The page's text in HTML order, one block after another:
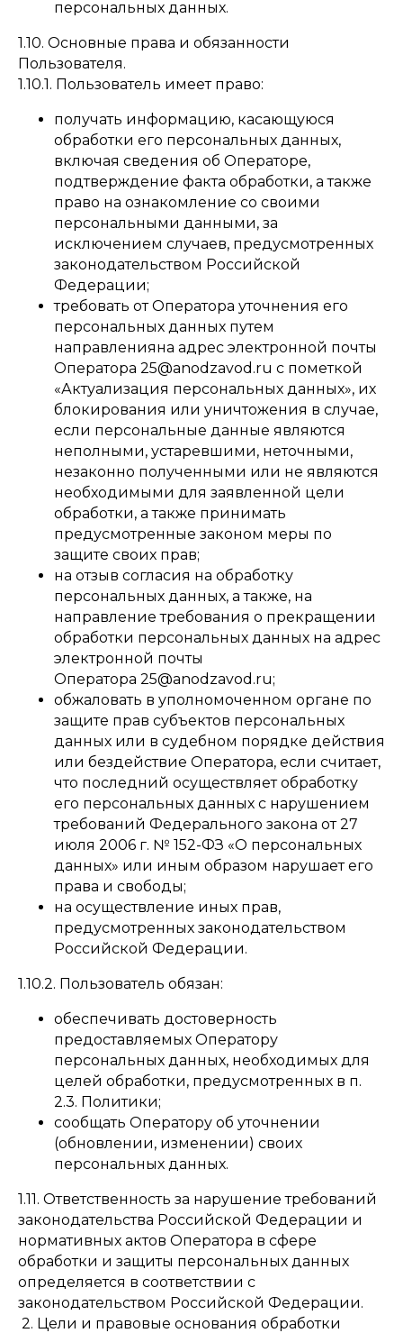
персональных данных.
1.10. Основные права и обязанности
Пользователя.
1.10.1. Пользователь имеет право:
получать информацию, касающуюся
обработки его персональных данных,
включая сведения об Операторе,
подтверждение факта обработки, а также
право на ознакомление со своими
персональными данными, за
исключением случаев, предусмотренных
законодательством Российской
Федерации;
требовать от Оператора уточнения его
персональных данных путем
направленияна адрес электронной почты
Оператора 25@anodzavod.ru с пометкой
«Актуализация персональных данных», их
блокирования или уничтожения в случае,
если персональные данные являются
неполными, устаревшими, неточными,
незаконно полученными или не являются
необходимыми для заявленной цели
обработки, а также принимать
предусмотренные законом меры по
защите своих прав;
на отзыв согласия на обработку
персональных данных, а также, на
направление требования о прекращении
обработки персональных данных на адрес
электронной почты
Оператора 25@anodzavod.ru;
обжаловать в уполномоченном органе по
защите прав субъектов персональных
данных или в судебном порядке действия
или бездействие Оператора, если считает,
что последний осуществляет обработку
его персональных данных с нарушением
требований Федерального закона от 27
июля 2006 г. № 152-ФЗ «О персональных
данных» или иным образом нарушает его
права и свободы;
на осуществление иных прав,
предусмотренных законодательством
Российской Федерации.
1.10.2. Пользователь обязан:
обеспечивать достоверность
предоставляемых Оператору
персональных данных, необходимых для
целей обработки, предусмотренных в п.
2.3. Политики;
сообщать Оператору об уточнении
(обновлении, изменении) своих
персональных данных.
1.11. Ответственность за нарушение требований
законодательства Российской Федерации и
нормативных актов Оператора в сфере
обработки и защиты персональных данных
определяется в соответствии с
законодательством Российской Федерации.
2. Цели и правовые основания обработки